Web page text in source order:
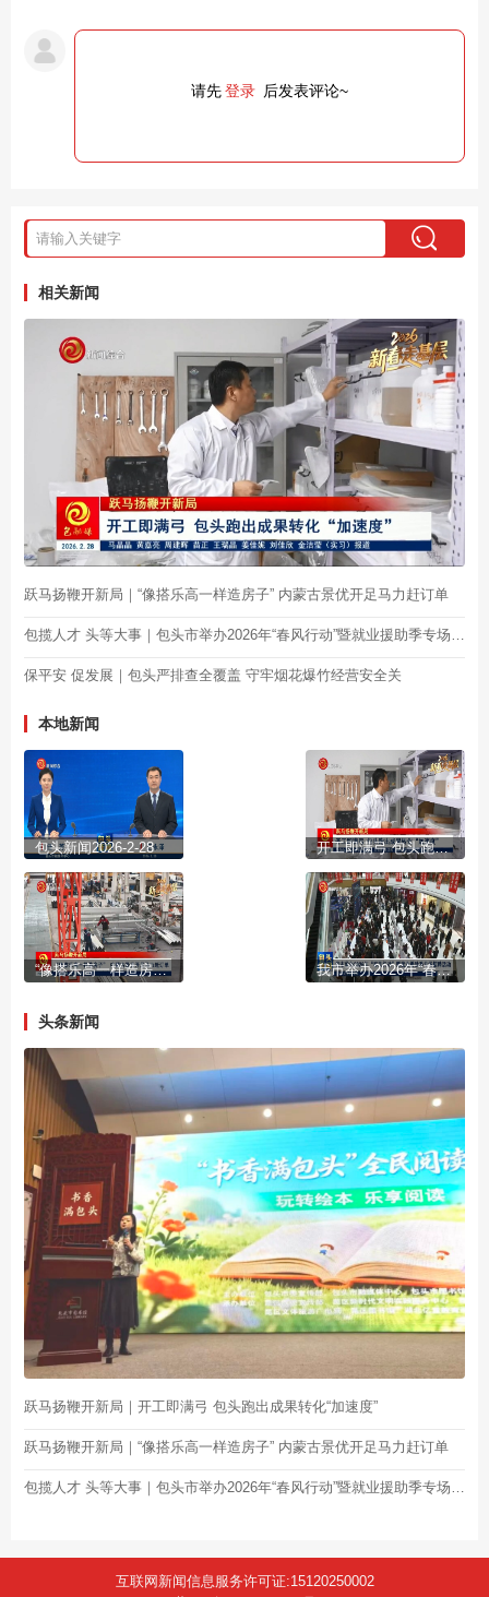
请先登录 后发表评论~
相关新闻
跃马扬鞭开新局｜“像搭乐高一样造房子” 内蒙古景优开足马力赶订单
保平安 促发展｜包头严排查全覆盖 守牢烟花爆竹经营安全关
本地新闻
包头新闻2026-2-28 开工即满弓 包头跑出成果转化“加速度”
“像搭乐高一样造房子” 内蒙古景优开足马力赶订单 我市举办2026年“春风行动”暨就业援助季专场招聘活动
头条新闻
跃马扬鞭开新局｜开工即满弓 包头跑出成果转化“加速度”
跃马扬鞭开新局｜“像搭乐高一样造房子” 内蒙古景优开足马力赶订单
包揽人才 头等大事｜包头市举办2026年“春风行动”暨就业援助季专场招聘活动
互联网新闻信息服务许可证:15120250002